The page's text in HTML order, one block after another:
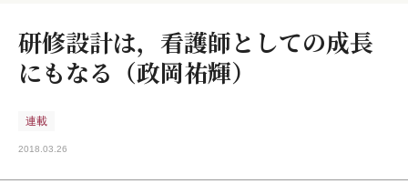
研修設計は，看護師としての成長
にもなる（政岡祐輝）
連載
2018.03.26